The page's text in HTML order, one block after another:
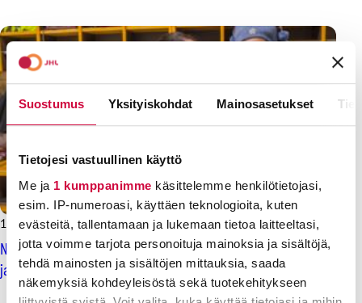
Suostumus Yksityiskohdat Mainosasetukset
Tietojesi vastuullinen käyttö
Me ja 1 kumppanimme käsittelemme henkilötietojasi,
esim. IP-numeroasi, käyttäen teknologioita, kuten
evästeitä, tallentamaan ja lukemaan tietoa laitteeltasi,
jotta voimme tarjota personoituja mainoksia ja sisältöjä,
tehdä mainosten ja sisältöjen mittauksia, saada
näkemyksiä kohdeyleisöstä sekä tuotekehitykseen
10.10.2024Uutiset
Neuvottelut yksityisen varhaiskasvatuksen työehdoista
jatkuvat, ensi viikolla lomatauko